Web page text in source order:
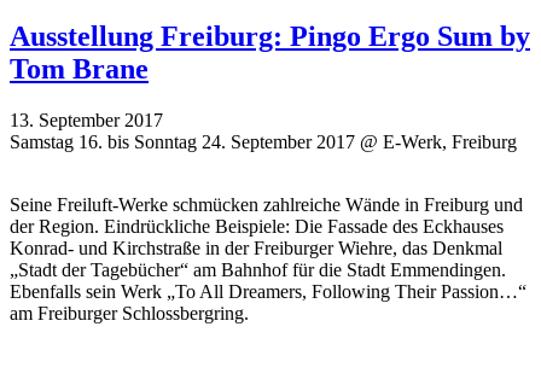
Ausstellung Freiburg: Pingo Ergo Sum by
Tom Brane
13. September 2017
Samstag 16. bis Sonntag 24. September 2017 @ E-Werk, Freiburg
Seine Freiluft-Werke schmücken zahlreiche Wände in Freiburg und
der Region. Eindrückliche Beispiele: Die Fassade des Eckhauses
Konrad- und Kirchstraße in der Freiburger Wiehre, das Denkmal
„Stadt der Tagebücher“ am Bahnhof für die Stadt Emmendingen.
Ebenfalls sein Werk „To All Dreamers, Following Their Passion…“
am Freiburger Schlossbergring.